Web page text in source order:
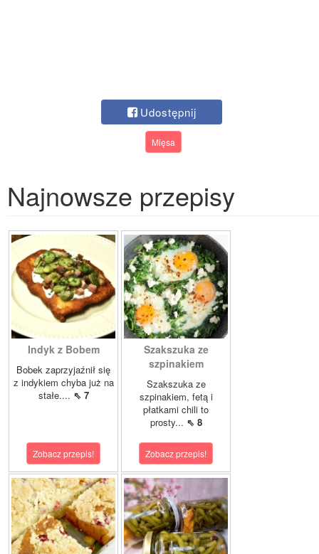
Udostępnij
Mięsa
Najnowsze przepisy
Indyk z Bobem
Bobek zaprzyjaźnił się
z indykiem chyba już na
stałe.... ⇖ 7
Zobacz przepis!
Szakszuka ze
szpinakiem
Szakszuka ze
szpinakiem, fetą i
płatkami chili to
prosty... ⇖ 8
Zobacz przepis!